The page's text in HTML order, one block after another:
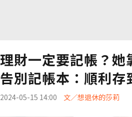
理財一定要記帳？她
告別記帳本：順利存
2024-05-15 14:00 文／想退休的莎莉